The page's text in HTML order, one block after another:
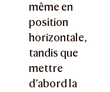
même en
position
horizontale,
tandis que
mettre
d’abord la